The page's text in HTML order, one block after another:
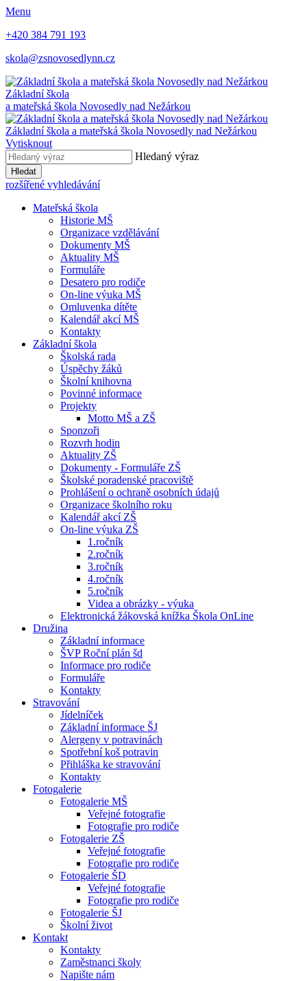
Menu
+420 384 791 193
skola@zsnovosedlynn.cz
Základní škola
a mateřská škola Novosedly nad Nežárkou
Základní škola a mateřská škola Novosedly nad Nežárkou
Vytisknout
Hledaný výraz
Hledat
rozšířené vyhledávání
Mateřská škola
Historie MŠ
Organizace vzdělávání
Dokumenty MŠ
Aktuality MŠ
Formuláře
Desatero pro rodiče
On-line výuka MŠ
Omluvenka dítěte
Kalendář akcí MŠ
Kontakty
Základní škola
Školská rada
Úspěchy žáků
Školní knihovna
Povinné informace
Projekty
Motto MŠ a ZŠ
Sponzoři
Rozvrh hodin
Aktuality ZŠ
Dokumenty - Formuláře ZŠ
Školské poradenské pracoviště
Prohlášení o ochraně osobních údajů
Organizace školního roku
Kalendář akcí ZŠ
On-line výuka ZŠ
1.ročník
2.ročník
3.ročník
4.ročník
5.ročník
Videa a obrázky - výuka
Elektronická žákovská knížka Škola OnLine
Družina
Základní informace
ŠVP Roční plán šd
Informace pro rodiče
Formuláře
Kontakty
Stravování
Jídelníček
Základní informace ŠJ
Alergeny v potravinách
Spotřební koš potravin
Přihláška ke stravování
Kontakty
Fotogalerie
Fotogalerie MŠ
Veřejné fotografie
Fotografie pro rodiče
Fotogalerie ZŠ
Veřejné fotografie
Fotografie pro rodiče
Fotogalerie ŠD
Veřejné fotografie
Fotografie pro rodiče
Fotogalerie ŠJ
Školní život
Kontakt
Kontakty
Zaměstnanci školy
Napište nám